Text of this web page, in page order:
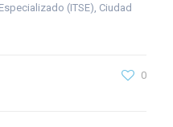
(ITSE), Ciudad
0